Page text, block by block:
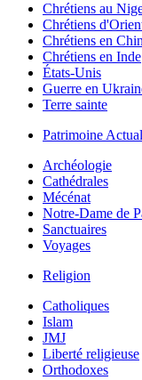
Chrétiens au
Chrétiens
Chrétiens en
Chrétiens en Inde
États-Unis
Guerre en
Terre sainte
Patrimoine
Archéologie
Cathédrales
Mécénat
Notre-Dame de
Sanctuaires
Voyages
Religion
Catholiques
Islam
JMJ
Liberté religieuse
Orthodoxes